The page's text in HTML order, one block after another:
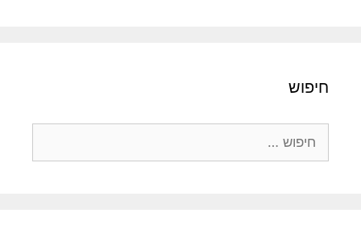
חיפוש